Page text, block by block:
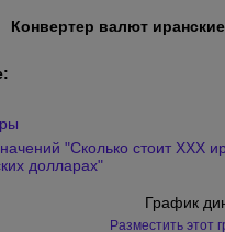
Конвертер валют
"Сколько стоит XXX
долларах"
График
Разместить этот